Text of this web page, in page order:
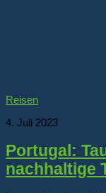
Reisen
4. Juli 2023
Portugal:
nachhaltige